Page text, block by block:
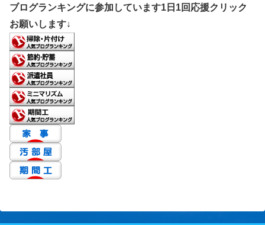
ブログランキングに参加しています1日1回応援クリック
お願いします↓